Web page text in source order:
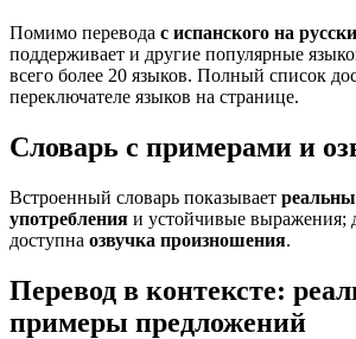
Помимо перевода с испанского на
поддерживает и другие популярные
всего более 20 языков. Полный список
переключателе языков на странице.
Словарь с примерами и
Встроенный словарь показывает
употребления и устойчивые выражения;
доступна озвучка произношения.
Перевод в контексте:
примеры предложений